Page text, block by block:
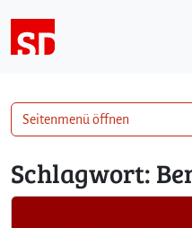
Schlagwort:
Seitenmenü öffnen